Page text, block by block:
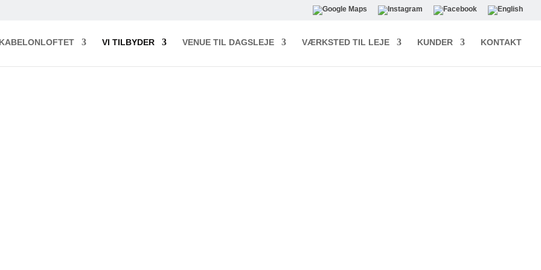
VI TILBYDER VENUE TIL DAGSLEJE VÆRKSTED TIL LEJE KUNDER KONTAKT